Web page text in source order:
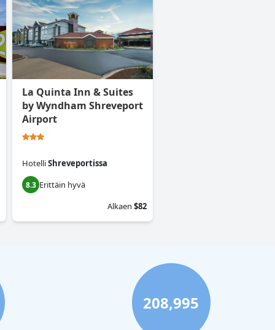
La Quinta Inn & Suites
by Wyndham Shreveport
Airport
HotelliShreveportissa
8.3 Erittäin hyvä
Alkaen $82
208,995